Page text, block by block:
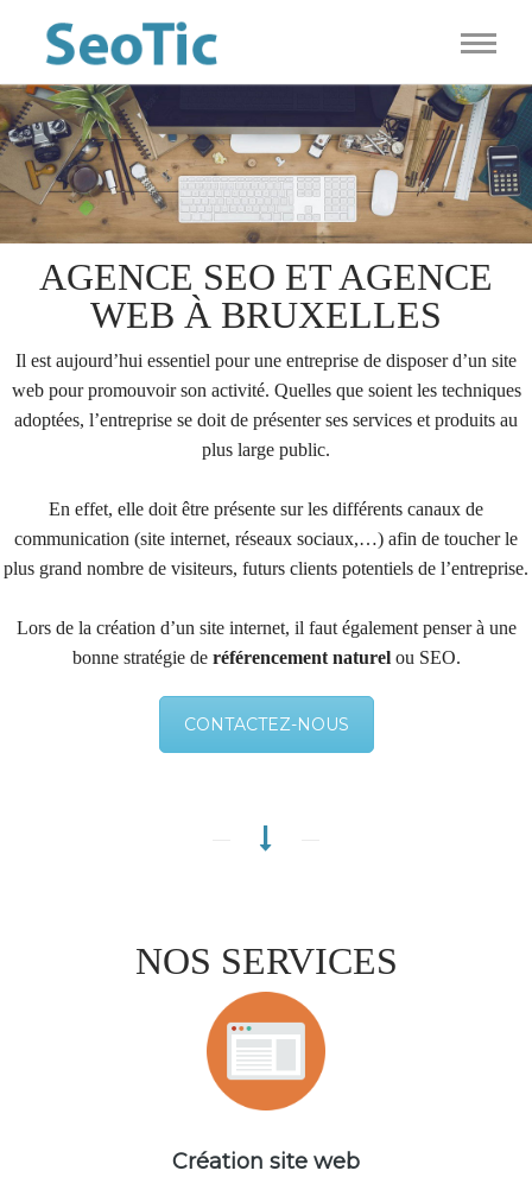
AGENCE SEO ET AGENCE
WEB À BRUXELLES
Il est aujourd’hui essentiel pour une entreprise de disposer d’un site
web pour promouvoir son activité. Quelles que soient les techniques
adoptées, l’entreprise se doit de présenter ses services et produits au
plus large public.
En effet, elle doit être présente sur les différents canaux de
communication (site internet, réseaux sociaux,…) afin de toucher le
plus grand nombre de visiteurs, futurs clients potentiels de l’entreprise.
Lors de la création d’un site internet, il faut également penser à une
bonne stratégie de référencement naturelou SEO.
CONTACTEZ-NOUS
NOS SERVICES
Création site web